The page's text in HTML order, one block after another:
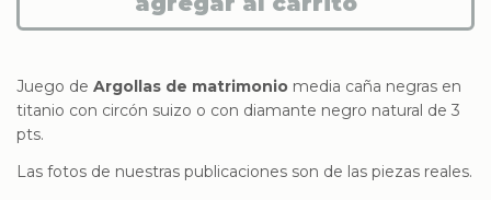
Juego de Argollas de matrimonio media caña negras en
titanio con circón suizo o con diamante negro natural de 3
pts.
Las fotos de nuestras publicaciones son de las piezas reales.